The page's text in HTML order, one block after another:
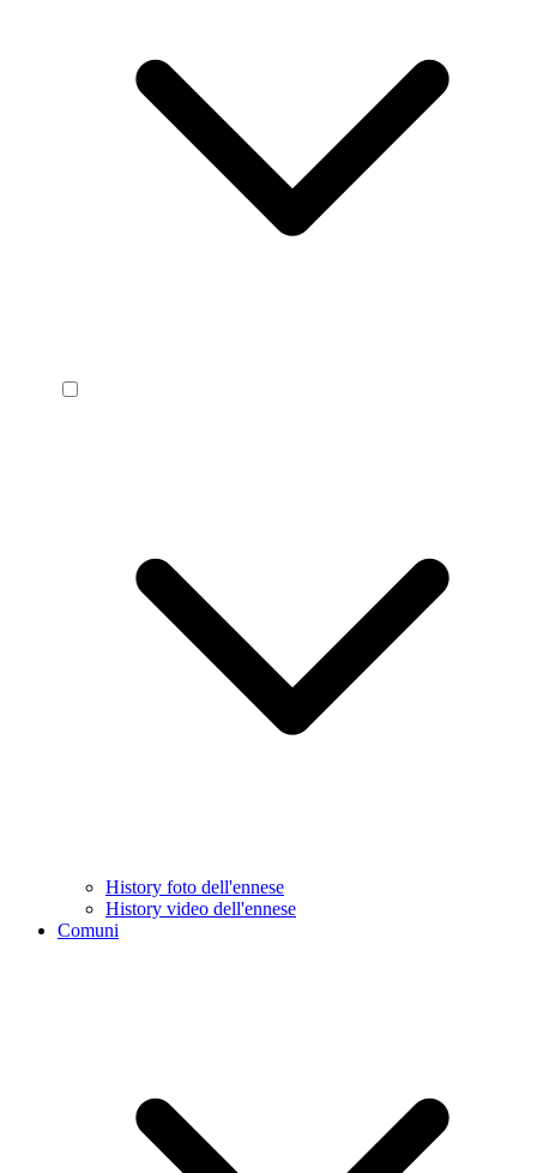
History foto dell'ennese
History video dell'ennese
Comuni